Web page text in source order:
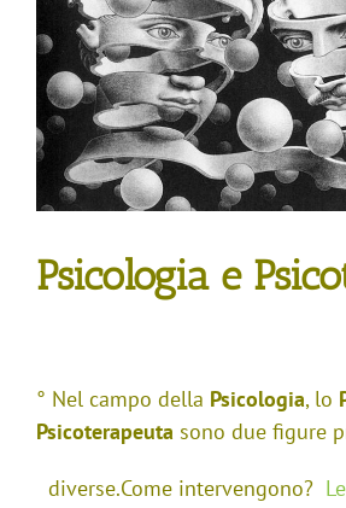
Psicologia e
° Nel campo della Psicologia, lo
Psicoterapeuta sono due figure
diverse.Come intervengono?